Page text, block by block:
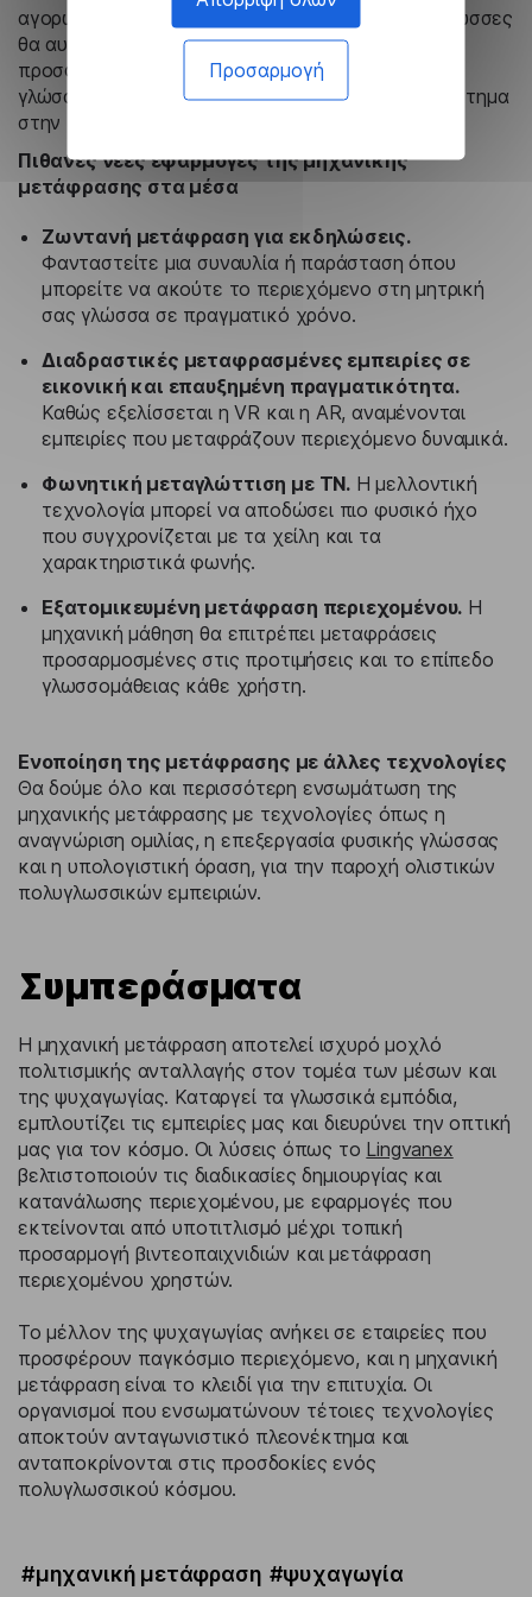
Προσαρμογή
αγορών, η ζήτηση για περιεχόμενο σε πολλές γλώσσες
θα αυξηθεί ραγδαία. Οι εταιρείες που μπορούν να
προσφέρουν ποιοτικές μεταφράσεις σε πολλές
γλώσσες θα αποκτήσουν ανταγωνιστικό πλεονέκτημα
στην παγκόσμια αγορά ψυχαγωγίας.
Πιθανές νέες εφαρμογές της μηχανικής
μετάφρασης στα μέσα
Ζωντανή μετάφραση για εκδηλώσεις.
Φανταστείτε μια συναυλία ή παράσταση όπου
μπορείτε να ακούτε το περιεχόμενο στη μητρική
σας γλώσσα σε πραγματικό χρόνο.
Διαδραστικές μεταφρασμένες εμπειρίες σε
εικονική και επαυξημένη πραγματικότητα.
Καθώς εξελίσσεται η VR και η AR, αναμένονται
εμπειρίες που μεταφράζουν περιεχόμενο δυναμικά.
Φωνητική μεταγλώττιση με ΤΝ.Η μελλοντική
τεχνολογία μπορεί να αποδώσει πιο φυσικό ήχο
που συγχρονίζεται με τα χείλη και τα
χαρακτηριστικά φωνής.
Εξατομικευμένη μετάφραση περιεχομένου. Η
μηχανική μάθηση θα επιτρέπει μεταφράσεις
προσαρμοσμένες στις προτιμήσεις και το επίπεδο
γλωσσομάθειας κάθε χρήστη.
Ενοποίηση της μετάφρασης με άλλες τεχνολογίες
Θα δούμε όλο και περισσότερη ενσωμάτωση της
μηχανικής μετάφρασης με τεχνολογίες όπως η
αναγνώριση ομιλίας, η επεξεργασία φυσικής γλώσσας
και η υπολογιστική όραση, για την παροχή ολιστικών
πολυγλωσσικών εμπειριών.
Συμπεράσματα
Η μηχανική μετάφραση αποτελεί ισχυρό μοχλό
πολιτισμικής ανταλλαγής στον τομέα των μέσων και
της ψυχαγωγίας. Καταργεί τα γλωσσικά εμπόδια,
εμπλουτίζει τις εμπειρίες μας και διευρύνει την οπτική
μας για τον κόσμο. Οι λύσεις όπως το Lingvanex
βελτιστοποιούν τις διαδικασίες δημιουργίας και
κατανάλωσης περιεχομένου, με εφαρμογές που
εκτείνονται από υποτιτλισμό μέχρι τοπική
προσαρμογή βιντεοπαιχνιδιών και μετάφραση
περιεχομένου χρηστών.
Το μέλλον της ψυχαγωγίας ανήκει σε εταιρείες που
προσφέρουν παγκόσμιο περιεχόμενο, και η μηχανική
μετάφραση είναι το κλειδί για την επιτυχία. Οι
οργανισμοί που ενσωματώνουν τέτοιες τεχνολογίες
αποκτούν ανταγωνιστικό πλεονέκτημα και
ανταποκρίνονται στις προσδοκίες ενός
πολυγλωσσικού κόσμου.
#μηχανική μετάφραση #ψυχαγωγία